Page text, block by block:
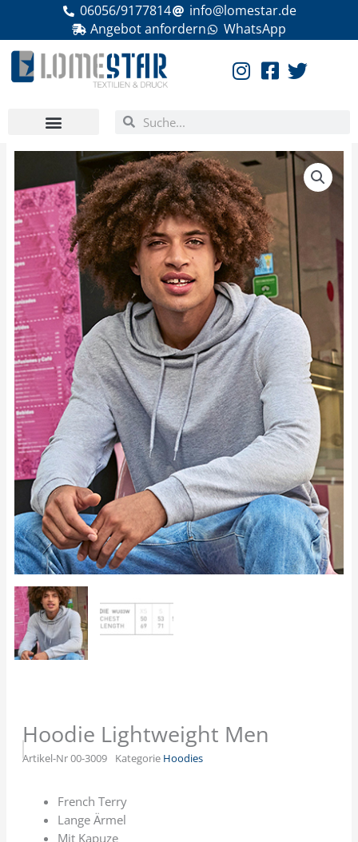
springen
06056/9177814
info@lomestar.de
Angebot anfordern
WhatsApp
SucheSuche
Hoodie Lightweight Men
Artikel-Nr00-3009 Kategorie Hoodies
French Terry
Lange Ärmel
Mit Kapuze